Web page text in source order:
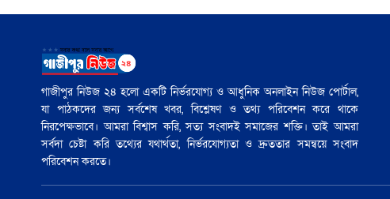
গাজীপুর নিউজ ২৪ হলো একটি নির্ভরযোগ্য ও আধুনিক অনলাইন নিউজ পোর্টাল,
যা পাঠকদের জন্য সর্বশেষ খবর, বিশ্লেষণ ও তথ্য পরিবেশন করে থাকে
নিরপেক্ষভাবে। আমরা বিশ্বাস করি, সত্য সংবাদই সমাজের শক্তি। তাই আমরা
সর্বদা চেষ্টা করি তথ্যের যথার্থতা, নির্ভরযোগ্যতা ও দ্রুততার সমন্বয়ে সংবাদ
পরিবেশন করতে।